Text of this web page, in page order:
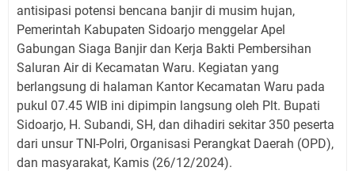
antisipasi potensi bencana banjir di musim hujan,
Pemerintah Kabupaten Sidoarjo menggelar Apel
Gabungan Siaga Banjir dan Kerja Bakti Pembersihan
Saluran Air di Kecamatan Waru. Kegiatan yang
berlangsung di halaman Kantor Kecamatan Waru pada
pukul 07.45 WIB ini dipimpin langsung oleh Plt. Bupati
Sidoarjo, H. Subandi, SH, dan dihadiri sekitar 350 peserta
dari unsur TNI-Polri, Organisasi Perangkat Daerah (OPD),
dan masyarakat, Kamis (26/12/2024).